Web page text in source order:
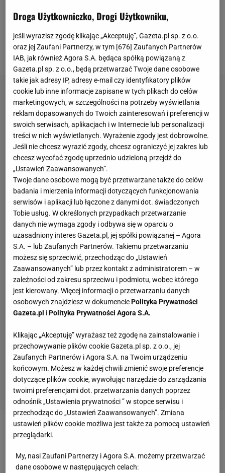
zwycięstwo w tym sezonie, mimo że do przerwy
przegrywała 0:2 po golach Enrico Del Prato oraz
Ange-Yoana Bonny'ego.
Zobacz wideo
Droga Użytkowniczko, Drogi Użytkowniku,
jeśli wyrazisz zgodę klikając „Akceptuję”, Gazeta.pl sp. z o.o.
oraz jej Zaufani Partnerzy, w tym [676] Zaufanych Partnerów
IAB, jak również Agora S.A. będąca spółką powiązaną z
Gazeta.pl sp. z o.o., będą przetwarzać Twoje dane osobowe
takie jak adresy IP, adresy e-mail czy identyfikatory plików
cookie lub inne informacje zapisane w tych plikach do celów
marketingowych, w szczególności na potrzeby wyświetlania
reklam dopasowanych do Twoich zainteresowań i preferencji w
swoich serwisach, aplikacjach i w Internecie lub personalizacji
treści w nich wyświetlanych. Wyrażenie zgody jest dobrowolne.
Jeśli nie chcesz wyrazić zgody, chcesz ograniczyć jej zakres lub
chcesz wycofać zgodę uprzednio udzieloną przejdź do
„Ustawień Zaawansowanych”.
Twoje dane osobowe mogą być przetwarzane także do celów
badania i mierzenia informacji dotyczących funkcjonowania
serwisów i aplikacji lub łączone z danymi dot. świadczonych
Tobie usług. W określonych przypadkach przetwarzanie
danych nie wymaga zgody i odbywa się w oparciu o
uzasadniony interes Gazeta.pl, jej spółki powiązanej – Agora
S.A. – lub Zaufanych Partnerów. Takiemu przetwarzaniu
możesz się sprzeciwić, przechodząc do „Ustawień
Zaawansowanych” lub przez kontakt z administratorem – w
zależności od zakresu sprzeciwu i podmiotu, wobec którego
jest kierowany. Więcej informacji o przetwarzaniu danych
osobowych znajdziesz w dokumenciePolityka Prywatności
Gazeta.pl iPolityka Prywatności Agora S.A.
Klikając „Akceptuję” wyrażasz też zgodę na zainstalowanie i
przechowywanie plików cookie Gazeta.pl sp. z o.o., jej
Zaufanych Partnerów i Agora S.A. na Twoim urządzeniu
końcowym. Możesz w każdej chwili zmienić swoje preferencje
dotyczące plików cookie, wywołując narzędzie do zarządzania
twoimi preferencjami dot. przetwarzania danych poprzez
odnośnik „Ustawienia prywatności ” w stopce serwisu i
przechodząc do „Ustawień Zaawansowanych”. Zmiana
ustawień plików cookie możliwa jest także za pomocą ustawień
przeglądarki.
My, nasi Zaufani Partnerzy i Agora S.A. możemy przetwarzać
dane osobowe w następujących celach: